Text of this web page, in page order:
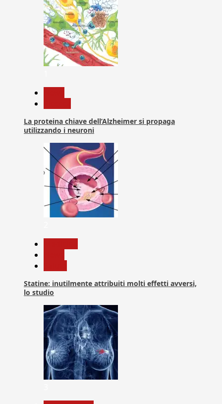
La proteina chiave dell’Alzheimer si propaga
utilizzando i neuroni
Statine: inutilmente attribuiti molti effetti avversi,
lo studio